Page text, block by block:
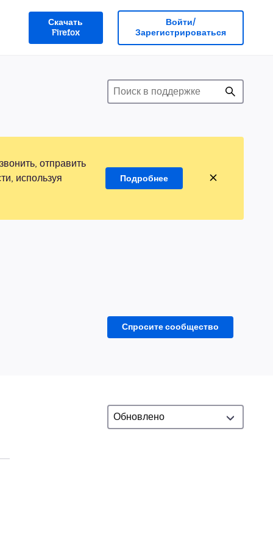
Скачать
Firefox
Войти/
Зарегистрироваться
отправить
используя
Подробнее
Спросите сообщество